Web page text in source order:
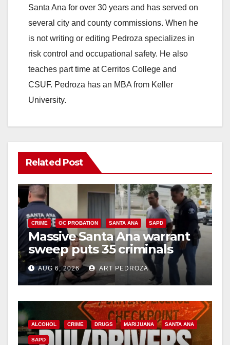
Santa Ana for over 30 years and has served on
several city and county commissions. When he
is not writing or editing Pedroza specializes in
risk control and occupational safety. He also
teaches part time at Cerritos College and
CSUF. Pedroza has an MBA from Keller
University.
Related Post
CRIME OC PROBATION SANTA ANA SAPD
Massive Santa Ana warrant
sweep puts 35 criminals
behind bars amid recidivism
surge
AUG 6, 2026 ART PEDROZA
ALCOHOL CRIME DRUGS MARIJUANA SANTA ANA
SAPD